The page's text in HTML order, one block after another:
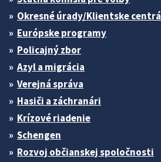
Okresné úrady/Klientske centrá
Európske programy
Policajný zbor
Azyl a migrácia
Verejná správa
Hasiči a záchranári
Krízové riadenie
Schengen
Rozvoj občianskej spoločnosti